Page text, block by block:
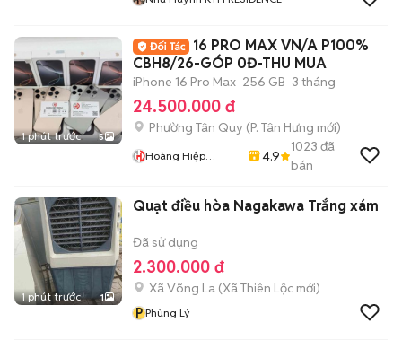
1 phút trước 5
16 PRO MAX VN/A P100%
CBH8/26-GÓP 0Đ-THU MUA
iPhone 16 Pro Max 256 GB 3 tháng
24.500.000 đ
Phường Tân Quy (P. Tân Hưng mới)
Hoàng Hiệp
4.9
1023 đã
bán
1 phút trước 1
Quạt điều hòa Nagakawa Trắng xám
Đã sử dụng
2.300.000 đ
Xã Võng La (Xã Thiên Lộc mới)
P Phùng Lý